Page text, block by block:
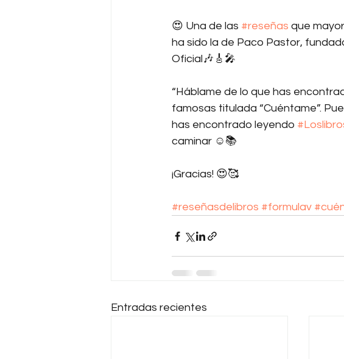
😍 Una de las #reseñas que
ha sido la de Paco Pastor,
Oficial🎶🎸🎤
“Háblame de lo que has
famosas titulada “Cuéntame”.
has encontrado leyendo
caminar ☺️📚
¡Gracias! 😍🥰
#reseñasdelibros #formulav
Entradas recientes